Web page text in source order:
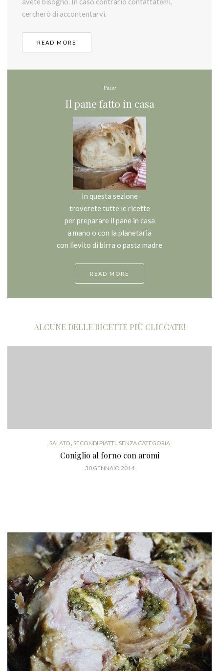
cercherò di accontentarvi.
READ MORE
Pane
Il pane fatto in casa
In questa sezione
troverete tutte le ricette
per preparare il pane in casa
a mano o con la planetaria
con lievito di birra o pasta madre
READ MORE
ALCUNE DELLE RICETTE PIÙ CLICCATE!
CONTORNI,SALATO,SENZA CATEGORIA
Insalata di Radicchio rosso di Treviso Tardivo
16 NOVEMBRE 2013